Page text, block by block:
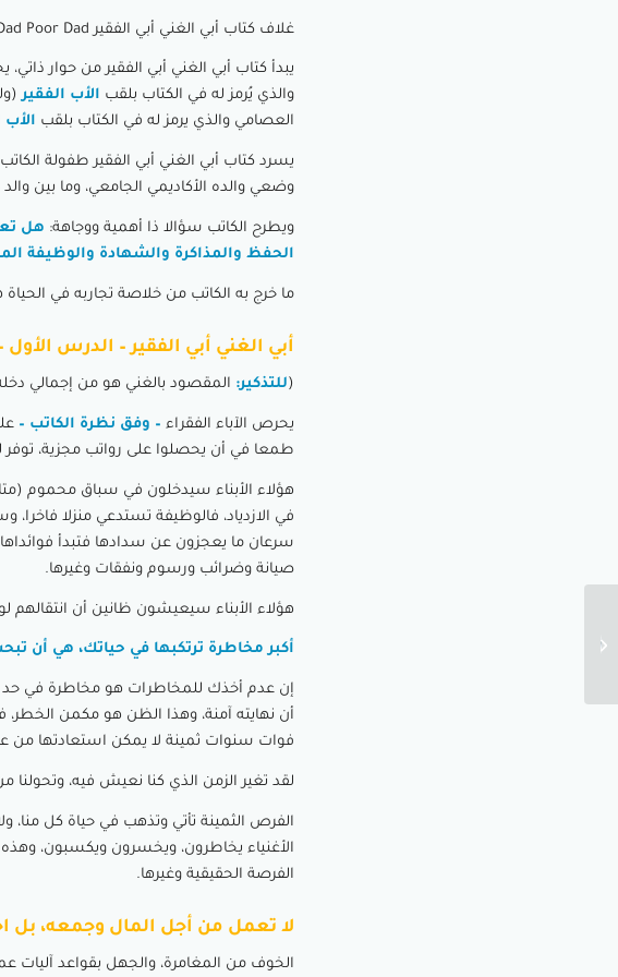
غلاف كتاب أبي الغني أبي الفقير Rich Dad Poor Dad لمؤلفه روبرت كيوساكي والذي نشره في عام 2000
يبدأ كتاب أبي الغني أبي الفقير من حوار
والذي يُرمز له في الكتاب بلقب الأب الفقير
العصامي والذي يرمز له في الكتاب بلقب الأب
يسرد كتاب أبي الغني أبي الفقير طفولة
وضعي والده الأكاديمي الجامعي، وما بين
ويطرح الكاتب سؤالا ذا أهمية ووجاهة: هل
الحفظ والمذاكرة والشهادة والوظيفة
ما خرج به الكاتب من خلاصة تجاربه في
أبي الغني أبي الفقير – الدرس
(للتذكير: المقصود بالغني هو من إجمالي
يحرص الآباء الفقراء – وفق نظرة الكاتب –
طمعا في أن يحصلوا على رواتب مجزية، توفر
هؤلاء الأبناء سيدخلون في سباق محموم
في الازدياد، فالوظيفة تستدعي منزلا
سرعان ما يعجزون عن سدادها فتبدأ
صيانة وضرائب ورسوم ونفقات وغيرها.
هؤلاء الأبناء سيعيشون ظانين أن
أكبر مخاطرة ترتكبها في حياتك، هي أن
إن عدم أخذك للمخاطرات هو مخاطرة في
أن نهايته آمنة، وهذا الظن هو مكمن
فوات سنوات ثمينة لا يمكن استعادتها من
لقد تغير الزمن الذي كنا نعيش فيه، وتحولنا
الفرص الثمينة تأتي وتذهب في حياة كل منا،
الأغنياء يخاطرون، ويخسرون ويكسبون،
الفرصة الحقيقية وغيرها.
لا تعمل من أجل المال وجمعه،
الخوف من المغامرة، والجهل بقواعد آليات